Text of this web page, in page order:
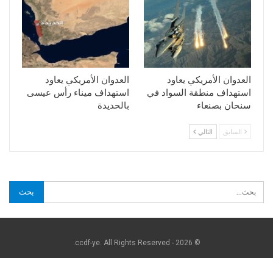
العدوان الأمريكي يعاود
استهداف منطقة السواد في
سنحان بصنعاء
العدوان الأمريكي يعاود
استهداف ميناء رأس عيسى
بالحديدة
السابق التالي
© 2026 - ccdf-ye. All Rights Reserved.